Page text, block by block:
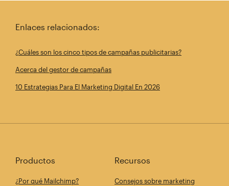
Enlaces relacionados:
¿Cuáles son los cinco tipos de campañas publicitarias?
Acerca del gestor de campañas
10 Estrategias Para El Marketing Digital En 2026
Productos
¿Por qué Mailchimp?
Recursos
Consejos sobre marketing